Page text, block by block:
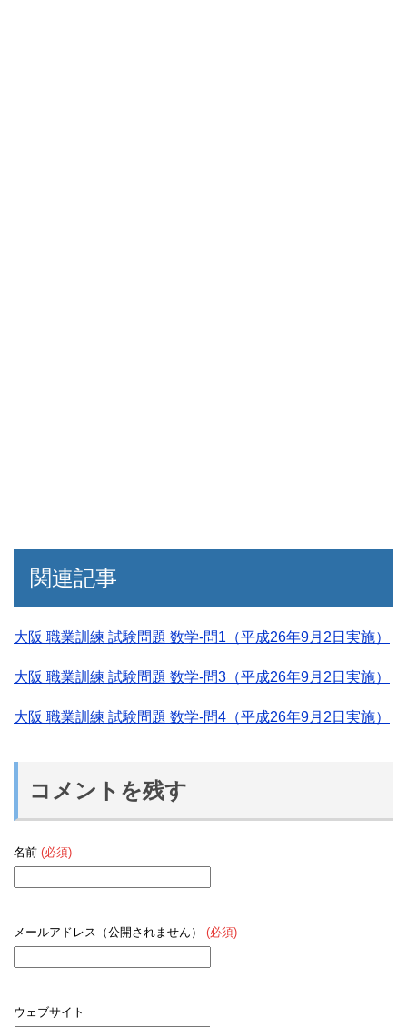
関連記事
大阪 職業訓練 試験問題 数学-問1（平成26年9月2日実施）
大阪 職業訓練 試験問題 数学-問3（平成26年9月2日実施）
大阪 職業訓練 試験問題 数学-問4（平成26年9月2日実施）
コメントを残す
名前 (必須)
メールアドレス（公開されません） (必須)
ウェブサイト